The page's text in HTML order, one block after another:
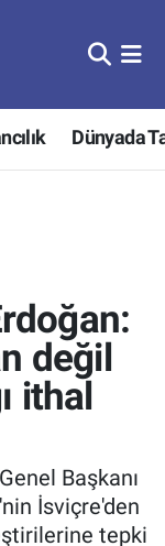
Dünyada
değil
ithal
Başkanı
İsviçre'den
tepki